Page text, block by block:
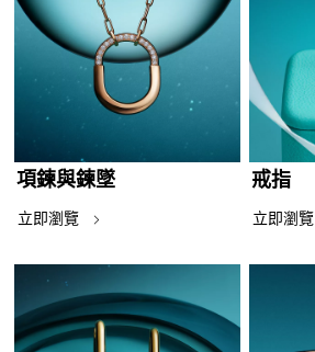
項鍊與鍊墜
立即瀏覽
戒指
立即瀏覽